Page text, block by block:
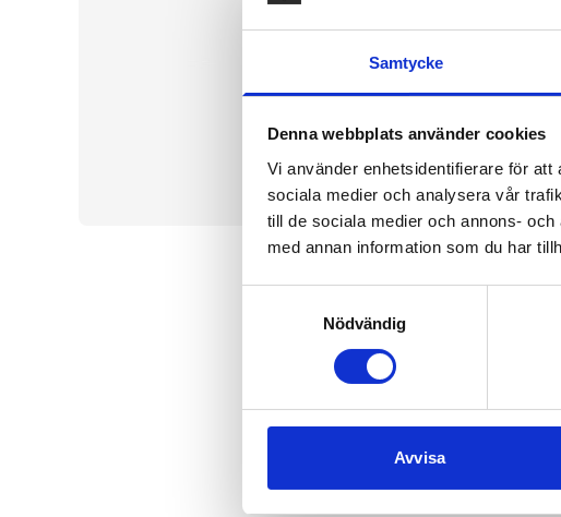
Samtycke
Denna webbplats använder cookies
Vi använder enhetsidentifierare för
sociala medier och analysera vår
till de sociala medier och annons-
med annan information som du har
Nödvändig
Avvisa
Du